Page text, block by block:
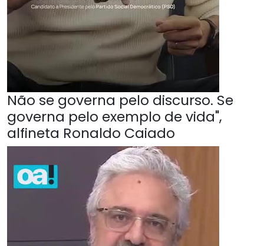
Não se governa pelo discurso. Se
governa pelo exemplo de vida",
alfineta Ronaldo Caiado